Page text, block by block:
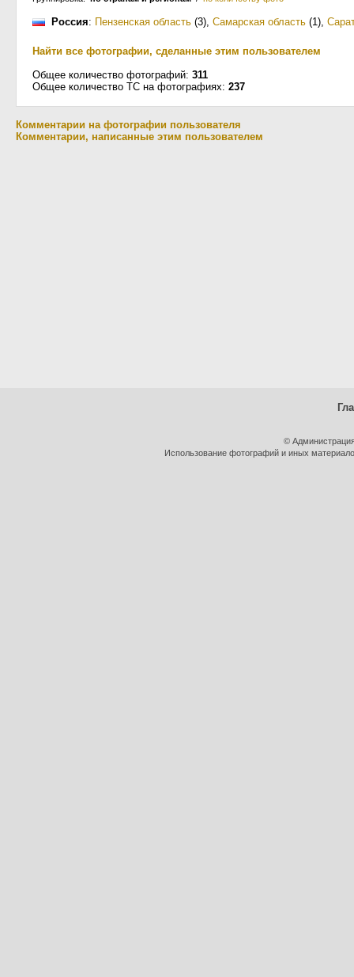
Россия: Пензенская область (3), Самарская область (1),
Найти все фотографии, сделанные этим пользователем
Общее количество фотографий: 311
Общее количество ТС на фотографиях: 237
Комментарии на фотографии пользователя
Комментарии, написанные этим пользователем
©
Использование фотографий и иных